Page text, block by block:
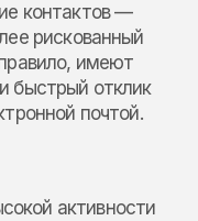
контактов —
рискованный
имеют
быстрый отклик
почтой.
активности